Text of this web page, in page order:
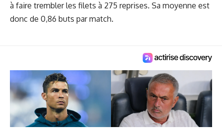
à faire trembler les filets à 275 reprises. Sa moyenne est
donc de 0,86 buts par match.